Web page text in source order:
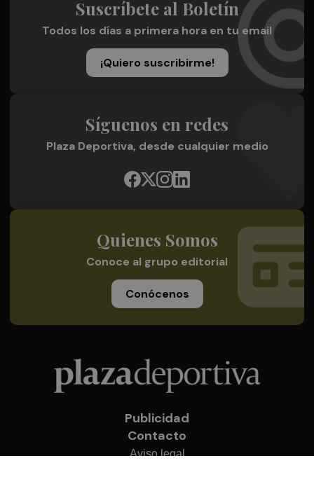
Suscríbete al Boletín
Todos los días a primera hora en tu email
¡Quiero suscribirme!
Síguenos en redes
Plaza Deportiva, desde cualquier medio
Quienes Somos
Conoce al grupo editorial
Conócenos
Publicidad
Contacto
Aviso legal